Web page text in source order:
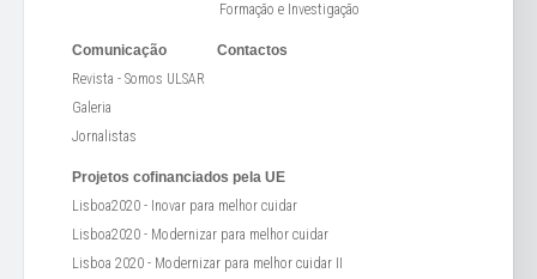
Formação e Investigação
Comunicação
Revista - Somos ULSAR
Galeria
Jornalistas
Contactos
Projetos cofinanciados pela UE
Lisboa2020 - Inovar para melhor cuidar
Lisboa2020 - Modernizar para melhor cuidar
Lisboa 2020 - Modernizar para melhor cuidar II